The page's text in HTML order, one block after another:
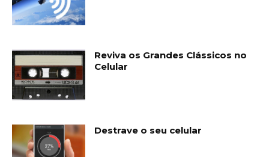
Reviva os Grandes Clássicos no
Celular
Destrave o seu celular